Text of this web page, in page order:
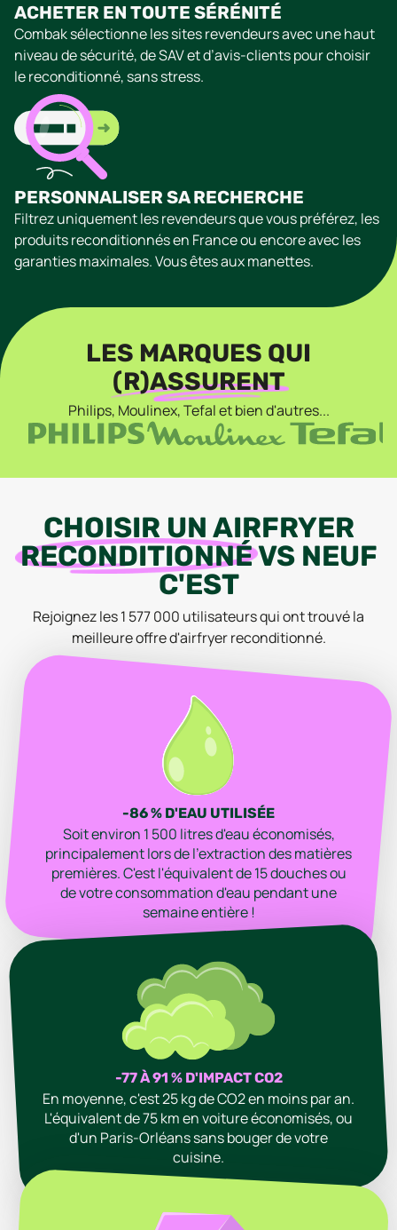
ACHETER EN TOUTE SÉRÉNITÉ
Combak sélectionne les sites revendeurs avec une haut
niveau de sécurité, de SAV et d’avis-clients pour choisir
le reconditionné, sans stress.
PERSONNALISER SA RECHERCHE
Filtrez uniquement les revendeurs que vous préférez, les
produits reconditionnés en France ou encore avec les
garanties maximales. Vous êtes aux manettes.
LES MARQUES QUI
(R)ASSURENT
Philips, Moulinex, Tefal et bien d'autres...
CHOISIR UN AIRFRYER
RECONDITIONNÉVS NEUF
C'EST
Rejoignez les1 577 000 utilisateurs qui ont trouvé la
meilleure offred'airfryer reconditionné.
-86 % D'EAU UTILISÉE
Soit environ 1 500 litres d'eau économisés,
principalement lors de l'extraction des matières
premières. C'est l'équivalent de 15 douches ou
de votre consommation d'eau pendant une
semaine entière !
-77 À 91 % D'IMPACT CO2
En moyenne, c'est 25 kg de CO2 en moins par an.
L'équivalent de 75 km en voiture économisés, ou
d'un Paris-Orléans sans bouger de votre
cuisine.